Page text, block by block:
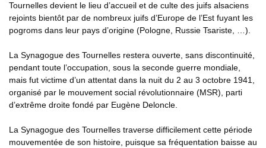
Tournelles devient le lieu d’accueil et de culte des juifs alsaciens
rejoints bientôt par de nombreux juifs d’Europe de l’Est fuyant les
pogroms dans leur pays d’origine (Pologne, Russie Tsariste, …).
La Synagogue des Tournelles restera ouverte, sans discontinuité,
pendant toute l’occupation, sous la seconde guerre mondiale,
mais fut victime d’un attentat dans la nuit du 2 au 3 octobre 1941,
organisé par le mouvement social révolutionnaire (MSR), parti
d’extrême droite fondé par Eugène Deloncle.
La Synagogue des Tournelles traverse difficilement cette période
mouvementée de son histoire, puisque sa fréquentation baisse au